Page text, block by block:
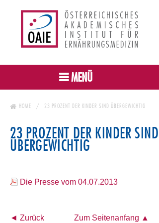
MENÜ
HOME 23 PROZENT DER KINDER SIND ÜBERGEWICHTIG
23 PROZENT DER KINDER SIND
ÜBERGEWICHTIG
Die Presse vom 04.07.2013
◄ Zurück Zum Seitenanfang ▲